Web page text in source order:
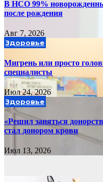
В НСО 99%
после рождения
Авг 7, 2026
Здоровье
Мигрень или просто
специалисты
Июл 24, 2026
Здоровье
«Решил заняться
стал донором крови
Июл 13, 2026